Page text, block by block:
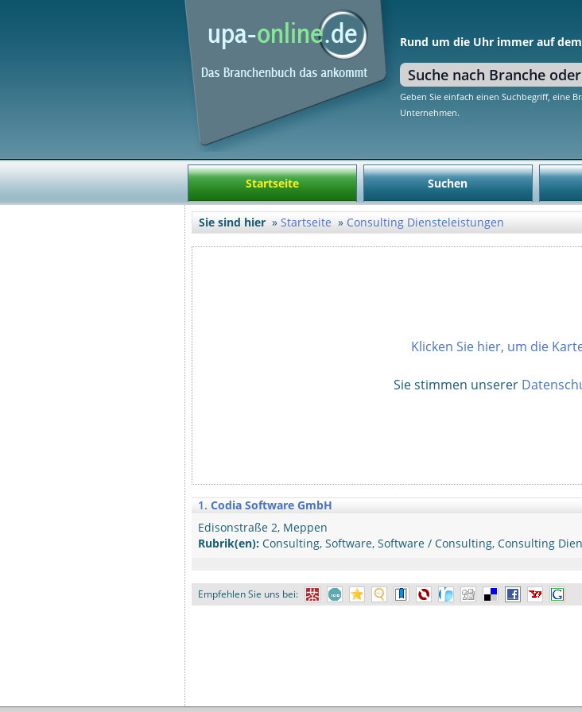
Rund um die Uhr immer auf
Geben Sie einfach einen Suchbegriff, eine
Unternehmen.
Startseite Suchen
Sie sind hier Startseite Consulting Diensteleistungen
Klicken Sie hier, um die
Sie stimmen unserer
1. Codia Software GmbH
Edisonstraße 2, Meppen
Rubrik(en):Consulting, Software, Software / Consulting, Consulting
Empfehlen Sie uns bei: